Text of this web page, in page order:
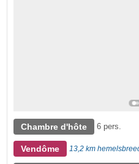
Chambre d'hôte 6 pers.
Vendôme 13,2 km